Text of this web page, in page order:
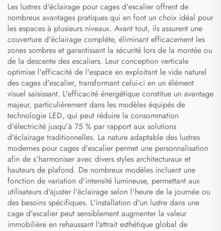
Les lustres d'éclairage pour cages d'escalier offrent de
nombreux avantages pratiques qui en font un choix idéal pour
les espaces à plusieurs niveaux. Avant tout, ils assurent une
couverture d'éclairage complète, éliminant efficacement les
zones sombres et garantissant la sécurité lors de la montée ou
de la descente des escaliers. Leur conception verticale
optimise l'efficacité de l'espace en exploitant le vide naturel
des cages d'escalier, transformant celui-ci en un élément
visuel saisissant. L'efficacité énergétique constitue un avantage
majeur, particulièrement dans les modèles équipés de
technologie LED, qui peut réduire la consommation
d'électricité jusqu'à 75 % par rapport aux solutions
d'éclairage traditionnelles. La nature adaptable des lustres
modernes pour cages d'escalier permet une personnalisation
afin de s'harmoniser avec divers styles architecturaux et
hauteurs de plafond. De nombreux modèles incluent une
fonction de variation d'intensité lumineuse, permettant aux
utilisateurs d'ajuster l'éclairage selon l'heure de la journée ou
des besoins spécifiques. L'installation d'un lustre dans une
cage d'escalier peut sensiblement augmenter la valeur
immobilière en rehaussant l'attrait esthétique global de